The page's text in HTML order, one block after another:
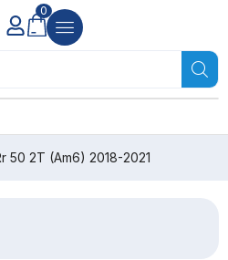
0
50 2T (Am6) 2018-2021